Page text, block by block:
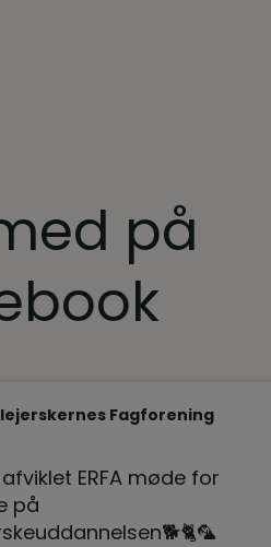
på
Fagforening
ERFA møde for
på